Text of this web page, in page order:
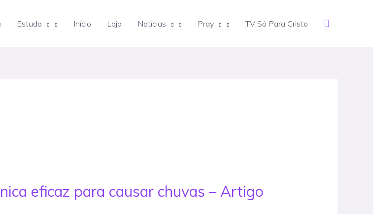
Estudo Início Loja Notícias Pray TV Só Para Cristo Search
eficaz para causar chuvas – Artigo